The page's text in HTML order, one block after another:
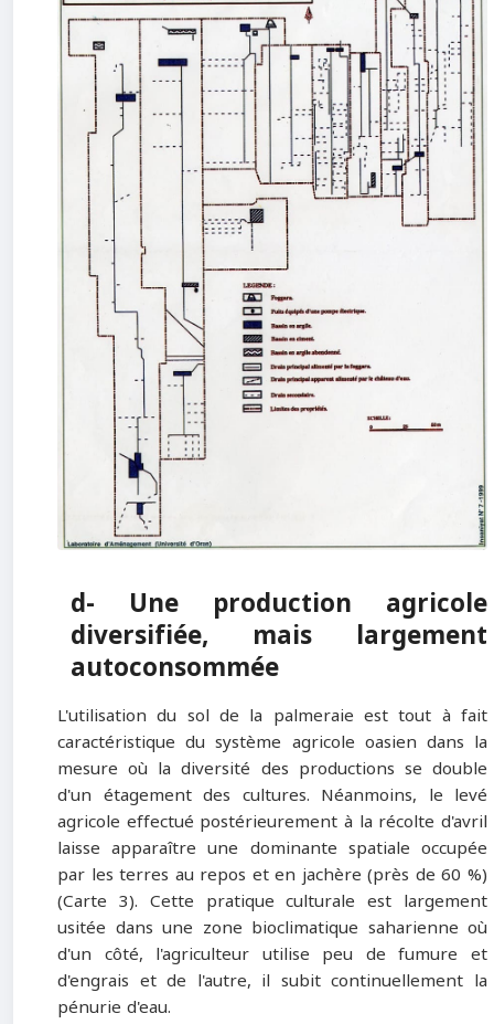
d- Une production agricole
diversifiée, mais largement
autoconsommée
L'utilisation du sol de la palmeraie est tout à fait
caractéristique du système agricole oasien dans la
mesure où la diversité des productions se double
d'un étagement des cultures. Néanmoins, le levé
agricole effectué postérieurement à la récolte d'avril
laisse apparaître une dominante spatiale occupée
par les terres au repos et en jachère (près de 60 %)
(Carte 3). Cette pratique culturale est largement
usitée dans une zone bioclimatique saharienne où
d'un côté, l'agriculteur utilise peu de fumure et
d'engrais et de l'autre, il subit continuellement la
pénurie d'eau.